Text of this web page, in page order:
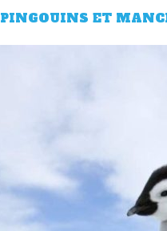
PINGOUINS ET